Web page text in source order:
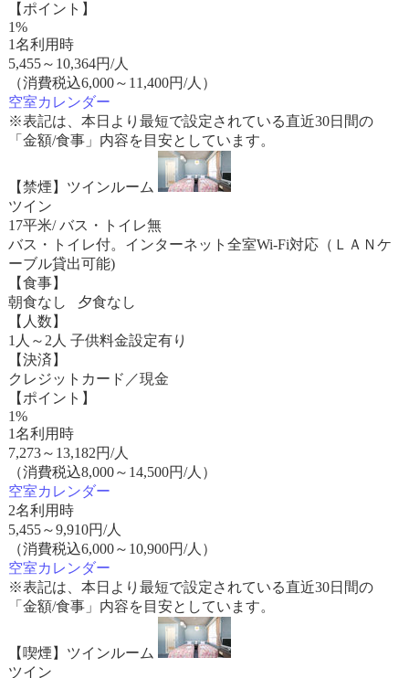
【ポイント】
1%
1名利用時
5,455～ 10,364円/人
（消費税込6,000～11,400円/人）
空室カレンダー
※表記は、本日より最短で設定されている直近30日間の
「金額/食事」内容を目安としています。
【禁煙】ツインルーム
ツイン
17平米/ バス・トイレ無
バス・トイレ付。インターネット全室Wi-Fi対応（ＬＡＮケ
ーブル貸出可能)
【食事】
朝食なし 夕食なし
【人数】
1人～2人 子供料金設定有り
【決済】
クレジットカード／現金
【ポイント】
1%
1名利用時
7,273～ 13,182円/人
（消費税込8,000～14,500円/人）
空室カレンダー
2名利用時
5,455～9,910円/人
（消費税込6,000～10,900円/人）
空室カレンダー
※表記は、本日より最短で設定されている直近30日間の
「金額/食事」内容を目安としています。
【喫煙】ツインルーム
ツイン